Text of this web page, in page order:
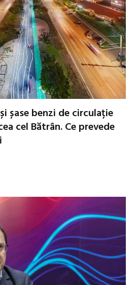
șase benzi de circulație
cel Bătrân. Ce prevede